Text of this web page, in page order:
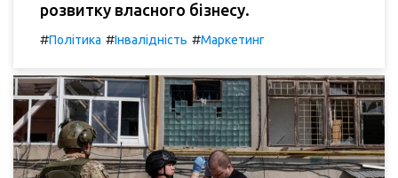
розвитку власного бізнесу.
#Політика #Інвалідність #Маркетинг